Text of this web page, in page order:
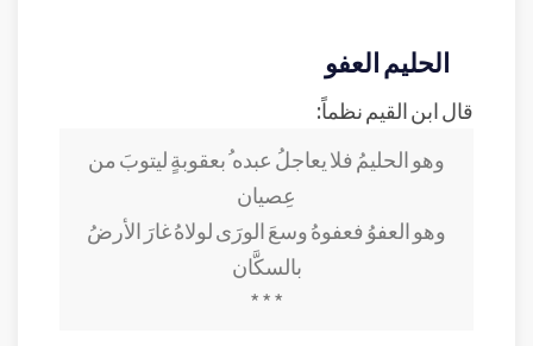
الحليم العفو
قال ابن القيم نظماً:
وهو الحليمُ فلا يعاجلُ عبده ُ بعقوبةٍ ليتوبَ من
عِصيان
وهو العفوُ فعفوهُ وسعَ الورَىلولاهُ غارَ الأرضُ
بالسكَّان
* * *